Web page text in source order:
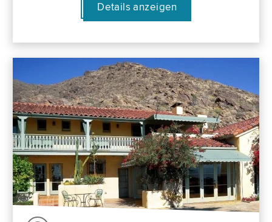
Details anzeigen